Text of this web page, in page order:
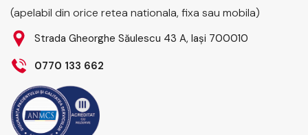
(apelabil din orice retea nationala, fixa sau mobila)
Strada Gheorghe Săulescu 43 A, Iași 700010
0770 133 662